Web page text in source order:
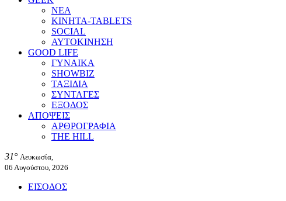
ΝΕΑ
ΚΙΝΗΤΑ-TABLETS
SOCIAL
ΑΥΤΟΚΙΝΗΣΗ
GOOD LIFE
ΓΥΝΑΙΚΑ
SHOWBIZ
ΤΑΞΙΔΙΑ
ΣΥΝΤΑΓΕΣ
ΕΞΟΔΟΣ
ΑΠΟΨΕΙΣ
ΑΡΘΡΟΓΡΑΦΙΑ
THE HILL
31° Λευκωσία,
06 Αυγούστου, 2026
ΕΙΣΟΔΟΣ